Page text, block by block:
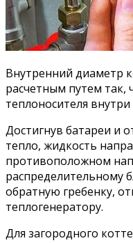
Внутренний диаметр
расчетным путем так,
теплоносителя
Достигнув батареи и
тепло, жидкость
противоположном
распределительному
обратную гребенку,
теплогенератору.
Для загородного